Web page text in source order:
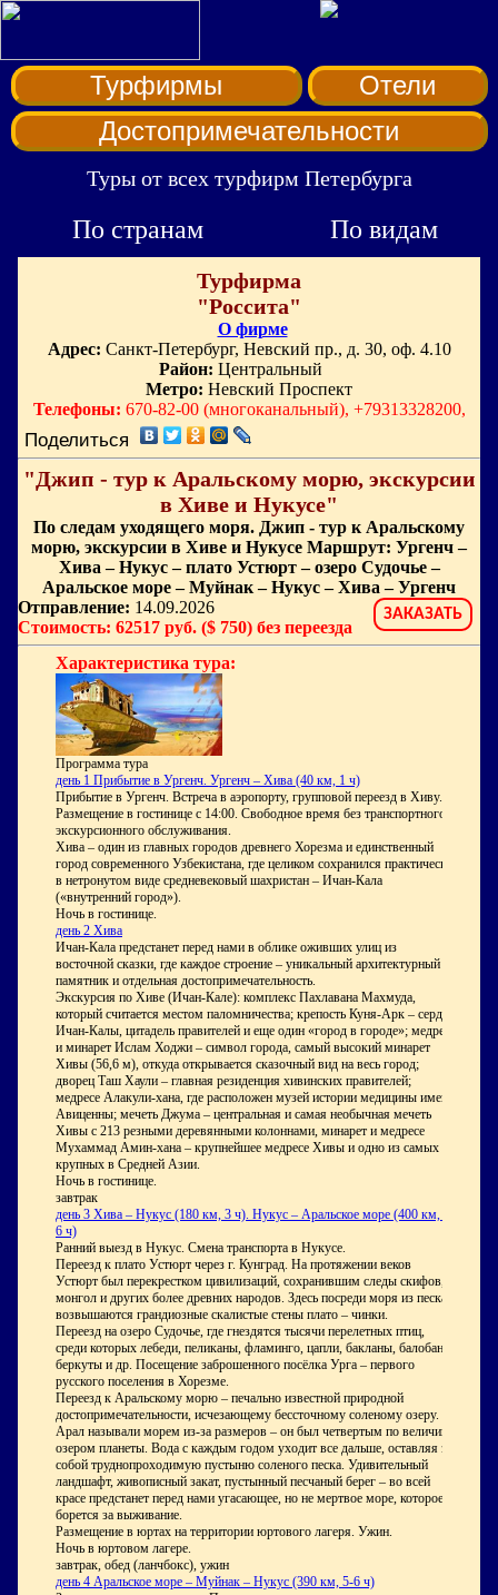
Турфирмы
Отели
Достопримечательности
Туры от всех турфирм Петербурга
По странам По видам
Турфирма
"Россита"
О фирме
Адрес: Санкт-Петербург, Невский пр., д. 30, оф. 4.10
Район: Центральный
Метро: Невский Проспект
Телефоны: 670-82-00 (многоканальный), +79313328200,
Поделиться
"Джип - тур к Аральскому морю, экскурсии
в Хиве и Нукусе"
По следам уходящего моря. Джип - тур к Аральскому
морю, экскурсии в Хиве и Нукусе Маршрут: Ургенч –
Хива – Нукус – плато Устюрт – озеро Судочье –
Аральское море – Муйнак – Нукус – Хива – Ургенч
ЗАКАЗАТЬ
Отправление: 14.09.2026
Стоимость: 62517 руб. ($ 750) без переезда
Характеристика тура:
Программа тура
день 1 Прибытие в Ургенч. Ургенч – Хива (40 км, 1 ч)
Прибытие в Ургенч. Встреча в аэропорту, групповой переезд в Хиву.
Размещение в гостинице с 14:00. Свободное время без транспортного и
экскурсионного обслуживания.
Хива – один из главных городов древнего Хорезма и единственный
город современного Узбекистана, где целиком сохранился практически
в нетронутом виде средневековый шахристан – Ичан-Кала
(«внутренний город»).
Ночь в гостинице.
день 2 Хива
Ичан-Кала предстанет перед нами в облике оживших улиц из
восточной сказки, где каждое строение – уникальный архитектурный
памятник и отдельная достопримечательность.
Экскурсия по Хиве (Ичан-Кале): комплекс Пахлавана Махмуда,
который считается местом паломничества; крепость Куня-Арк – сердце
Ичан-Калы, цитадель правителей и еще один «город в городе»; медресе
и минарет Ислам Ходжи – символ города, самый высокий минарет
Хивы (56,6 м), откуда открывается сказочный вид на весь город;
дворец Таш Хаули – главная резиденция хивинских правителей;
медресе Алакули-хана, где расположен музей истории медицины имени
Авиценны; мечеть Джума – центральная и самая необычная мечеть
Хивы с 213 резными деревянными колоннами, минарет и медресе
Мухаммад Амин-хана – крупнейшее медресе Хивы и одно из самых
крупных в Средней Азии.
Ночь в гостинице.
завтрак
день 3 Хива – Нукус (180 км, 3 ч). Нукус – Аральское море (400 км, 5-
6 ч)
Ранний выезд в Нукус. Смена транспорта в Нукусе.
Переезд к плато Устюрт через г. Кунград. На протяжении веков
Устюрт был перекрестком цивилизаций, сохранившим следы скифов,
монгол и других более древних народов. Здесь посреди моря из песка
возвышаются грандиозные скалистые стены плато – чинки.
Переезд на озеро Судочье, где гнездятся тысячи перелетных птиц,
среди которых лебеди, пеликаны, фламинго, цапли, бакланы, балобаны,
беркуты и др. Посещение заброшенного посёлка Урга – первого
русского поселения в Хорезме.
Переезд к Аральскому морю – печально известной природной
достопримечательности, исчезающему бессточному соленому озеру.
Арал называли морем из-за размеров – он был четвертым по величине
озером планеты. Вода с каждым годом уходит все дальше, оставляя за
собой труднопроходимую пустыню соленого песка. Удивительный
ландшафт, живописный закат, пустынный песчаный берег – во всей
красе предстанет перед нами угасающее, но не мертвое море, которое
борется за выживание.
Размещение в юртах на территории юртового лагеря. Ужин.
Ночь в юртовом лагере.
завтрак, обед (ланчбокс), ужин
день 4 Аральское море – Муйнак – Нукус (390 км, 5-6 ч)